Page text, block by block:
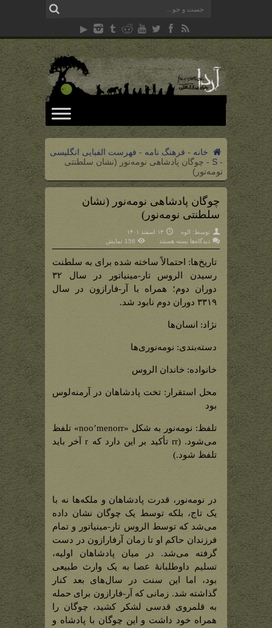
خانه - فرهنگ نامه - فهرست الفبایی انگلیسی
-
S
- چوگان پادشاهی نومه‌نور (نشان سلطنتی
نومه‌نور)
چوگان پادشاهی نومه‌نور (نشان
سلطنتی نومه‌نور)
توسط: الوه
۱۳ اسفند ۱۴۰۱
دیدگاه‌ها برای
نومه‌نور
(نشان
سلطنتی
نومه‌نور)
بسته هستند 156 نمایش
تاریخ‌ها: احتمالاً ساخته شده برای به سلطنت
رسیدن الروس تار-مینیاتور در سال ۳۲
دوران دوم؛ همراه با آر-فارازون در سال
۳۳۱۹ دوران دوم نابود شد.
نژاد: انسان‌ها
دسته‌بندی: نومه‌نوری‌ها
خانواده: خاندان الروس
محل استقرار: تخت پادشاهان در آرمنه‌لوس
بود
تلفظ: نومه‌نور به شکل «noo’menorr» تلفظ
‌می‌شود. (rr تأکید بر این دارد که r آخر باید
تلفظ شود.)
در نومه‌نور، قدرت پادشاهان و ملکه‌ها نه با
یک تاج، بلکه توسط یک چوگان نشان داده
می‌شد که توسط الروس تار-مینیاتور و تمام
فرزندان حاکم او تا زمان آرفارازون در دست
گرفته می‌شد. در میان پادشاهان اولیه،
تسلیم داوطلبانۀ عصا به یک وارث طبیعی
بود، اما این سنت در سال‌های بعد کنار
گذاشته شد. زمانی که آر-فارازون برای حمله
به قلمروی قدسی لشکر کشید، چوگان را
همراه خود داشت و این چوگان با پادشاه و